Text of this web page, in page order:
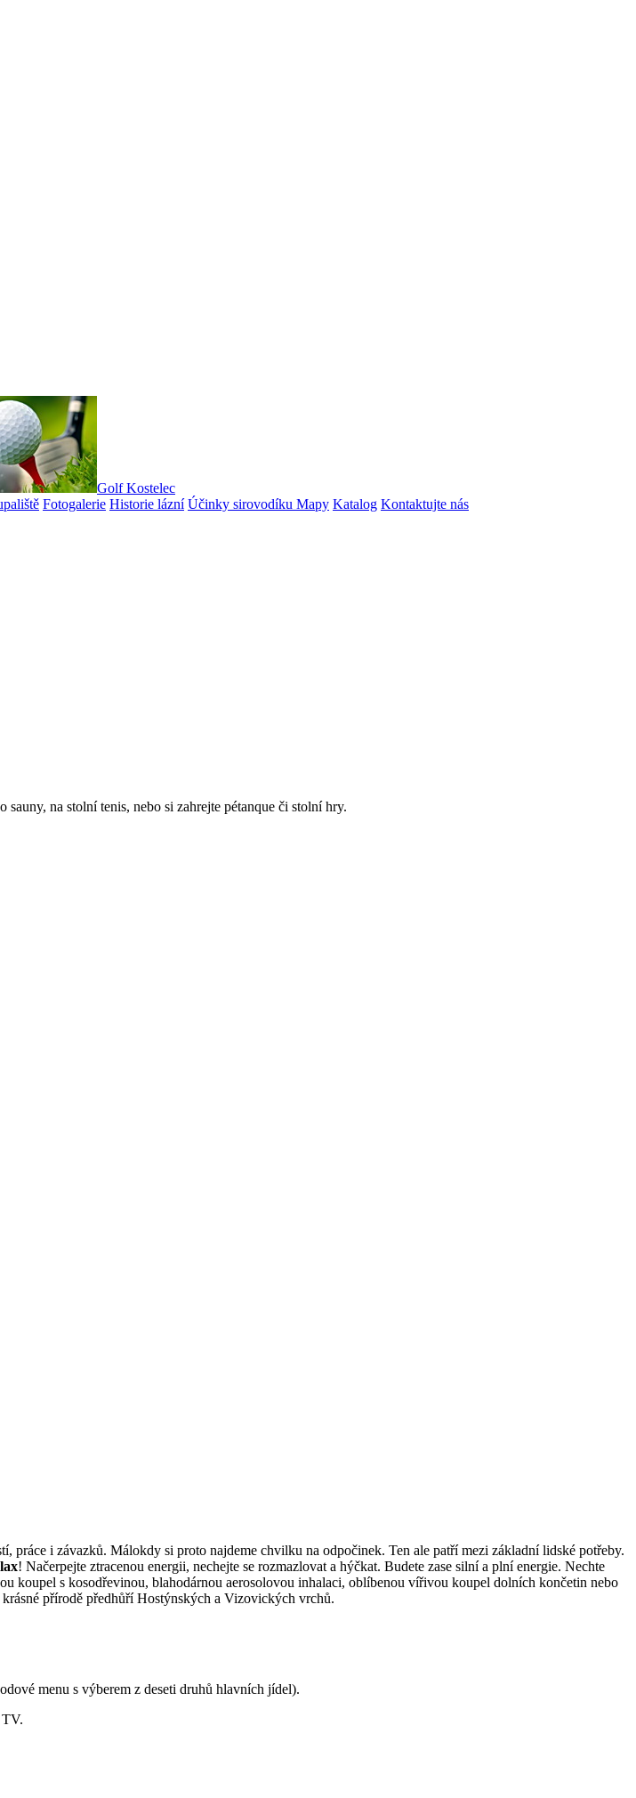
Golf Kostelec
Fotogalerie Historie lázní Účinky sirovodíku Mapy Katalog Kontaktujte nás
na stolní tenis, nebo si zahrejte pétanque či stolní hry.
práce i závazků. Málokdy si proto najdeme chvilku na odpočinek. Ten ale patří mezi základní lidské potřeby.
! Načerpejte ztracenou energii, nechejte se rozmazlovat a hýčkat. Budete zase silní a plní energie. Nechte
koupel s kosodřevinou, blahodárnou aerosolovou inhalaci, oblíbenou vířivou koupel dolních končetin nebo
přírodě předhůří Hostýnských a Vizovických vrchů.
menu s výberem z deseti druhů hlavních jídel).